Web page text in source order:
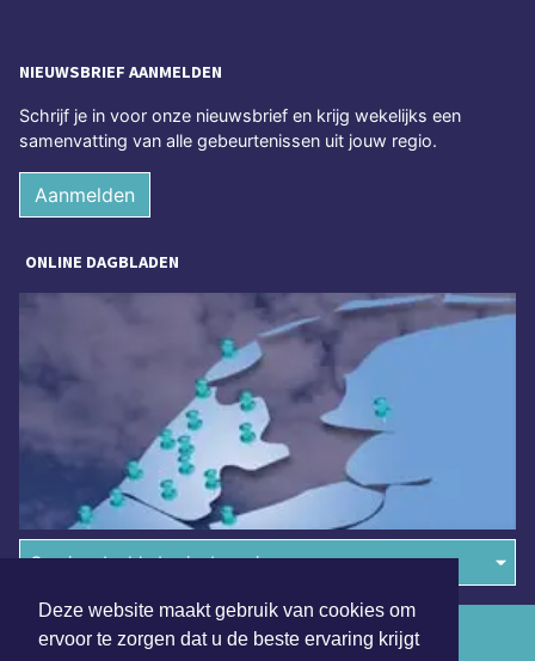
Deze website maakt gebruik van cookies om
ervoor te zorgen dat u de beste ervaring krijgt
NIEUWSBRIEF AANMELDEN
Schrijf je in voor onze nieuwsbrief en krijg wekelijks een
samenvatting van alle gebeurtenissen uit jouw regio.
Aanmelden
ONLINE DAGBLADEN
Overige dagbladen in de regio
Algemene voorwaarden